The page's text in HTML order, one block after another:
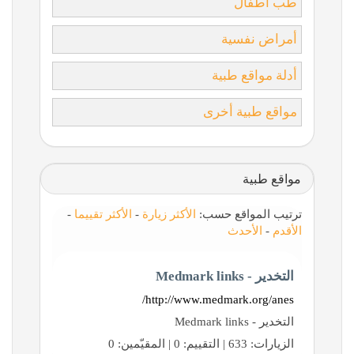
أمراض نفسية
أدلة مواقع طبية
مواقع طبية أخرى
مواقع طبية
ترتيب المواقع حسب: الأكثر زيارة - الأكثر تقييما -
الأقدم - الأحدث
التخدير - Medmark links
http://www.medmark.org/anes/
التخدير - Medmark links
الزيارات: 633 | التقييم: 0 | المقيّمين: 0